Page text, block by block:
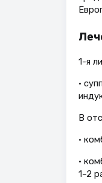
1-я
•
В
•
•
1–2